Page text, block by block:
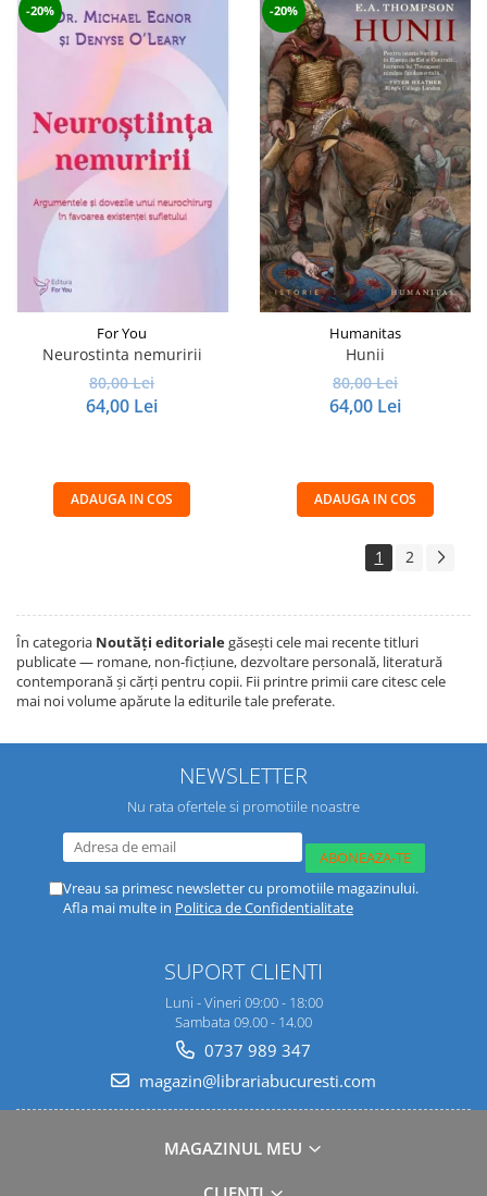
-20%
For You
Neurostinta nemuririi
80,00 Lei
64,00 Lei
ADAUGA IN COS
-20%
Humanitas
Hunii
80,00 Lei
64,00 Lei
ADAUGA IN COS
1 2
În categoria Noutăți editorialegăsești cele mai recente titluri
publicate — romane, non-ficțiune, dezvoltare personală, literatură
contemporană și cărți pentru copii. Fii printre primii care citesc cele
mai noi volume apărute la editurile tale preferate.
NEWSLETTER
Nu rata ofertele si promotiile noastre
Vreau sa primesc newsletter cu promotiile magazinului.
Afla mai multe in Politica de Confidentialitate
SUPORT CLIENTI
Luni - Vineri 09:00 - 18:00
Sambata 09.00 - 14.00
0737 989 347
magazin@librariabucuresti.com
MAGAZINUL MEU